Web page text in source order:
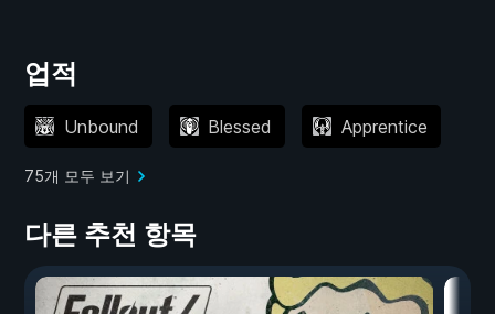
업적
Unbound Blessed Apprentice
75개 모두 보기
다른 추천 항목